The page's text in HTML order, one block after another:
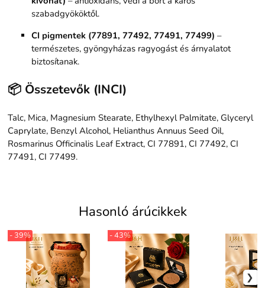
szabadgyököktől.
CI pigmentek (77891, 77492, 77491, 77499) –
természetes, gyöngyházas ragyogást és árnyalatot
biztosítanak.
📦 Összetevők (INCI)
Talc, Mica, Magnesium Stearate, Ethylhexyl Palmitate, Glyceryl
Caprylate, Benzyl Alcohol, Helianthus Annuus Seed Oil,
Rosmarinus Officinalis Leaf Extract, CI 77891, CI 77492, CI
77491, CI 77499.
Hasonló árúcikkek
- 39% - 43%